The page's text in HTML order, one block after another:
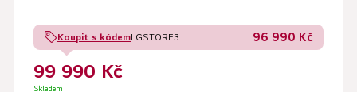
4,7
z
5
Koupit s kódemLGSTORE3 96 990 Kč
99 990 Kč
Skladem